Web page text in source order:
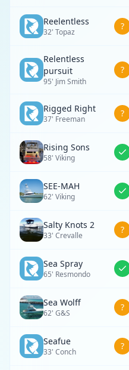
Reelentless
32' Topaz
?
Relentless
pursuit
95' Jim Smith
?
Rigged Right
37' Freeman
?
Rising Sons
58' Viking
SEE-MAH
62' Viking
Salty Knots 2
33' Crevalle
?
Sea Spray
65' Resmondo
Sea Wolff
62' G&S
?
Seafue
33' Conch
?